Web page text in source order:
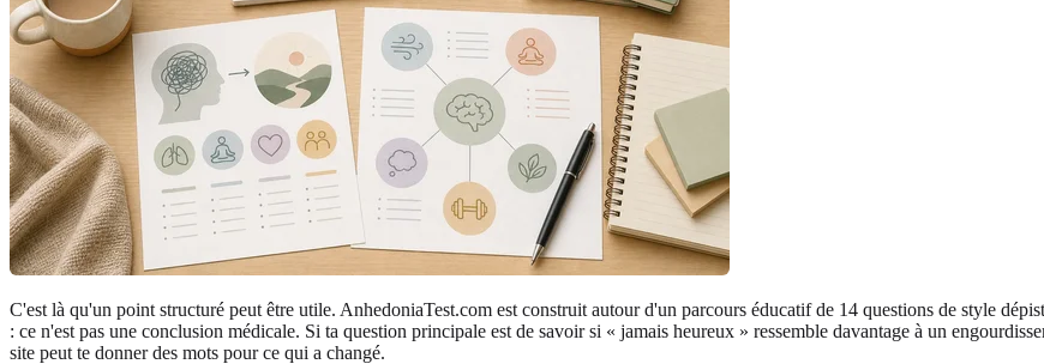
C'est là qu'un point structuré peut être utile. AnhedoniaTest.com est construit autour d'un parcours éducatif de 14 questions de style
: ce n'est pas une conclusion médicale. Si ta question principale est de savoir si « jamais heureux » ressemble davantage à un
site peut te donner des mots pour ce qui a changé.